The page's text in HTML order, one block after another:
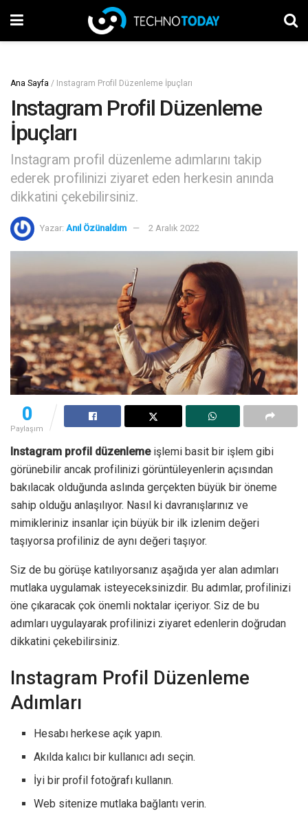
Ana Sayfa / Instagram Profil Düzenleme İpuçları
Instagram Profil Düzenleme
İpuçları
Instagram profil düzenleme adımlarını takip
ederek profilinizi ziyaret eden herkesin anında
dikkatini çekebilirsiniz.
Yazar: Anıl Özünaldım 2 Aralık 2022
0
Paylaşım
Instagram profil düzenlemeişlemi basit bir işlem gibi
görünebilir ancak profilinizi görüntüleyenlerin açısından
bakılacak olduğunda aslında gerçekten büyük bir öneme
sahip olduğu anlaşılıyor. Nasıl ki davranışlarınız ve
mimikleriniz insanlar için büyük bir ilk izlenim değeri
taşıyorsa profiliniz de aynı değeri taşıyor.
Siz de bu görüşe katılıyorsanız aşağıda yer alan adımları
mutlaka uygulamak isteyeceksinizdir. Bu adımlar, profilinizi
öne çıkaracak çok önemli noktalar içeriyor. Siz de bu
adımları uygulayarak profilinizi ziyaret edenlerin doğrudan
dikkatini çekebilirsiniz.
Instagram Profil Düzenleme
Adımları
Hesabı herkese açık yapın.
Akılda kalıcı bir kullanıcı adı seçin.
İyi bir profil fotoğrafı kullanın.
Web sitenize mutlaka bağlantı verin.